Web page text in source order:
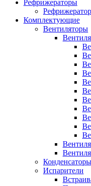
Рефрижераторы
Комплектующие
Вентиляторы
Конденсаторы
Испарители